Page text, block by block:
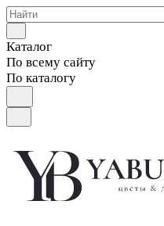
Каталог
По всему сайту
По каталогу